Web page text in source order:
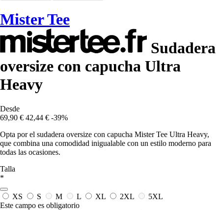
Mister Tee
Sudadera
oversize con capucha Ultra
Heavy
Desde
69,90 € 42,44 € -39%
Opta por el sudadera oversize con capucha Mister Tee Ultra Heavy,
que combina una comodidad inigualable con un estilo moderno para
todas las ocasiones.
Talla
*
XS S M L XL 2XL
5XL
Este campo es obligatorio